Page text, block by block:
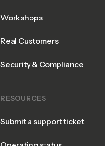
Workshops
Real Customers
Security & Compliance
RESOURCES
Submit a support ticket